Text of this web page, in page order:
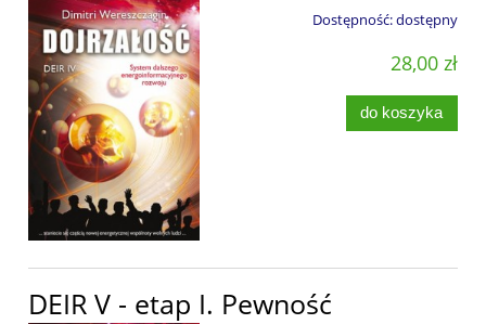
Dostępność:dostępny
28,00 zł
do koszyka
DEIR V - etap I. Pewność